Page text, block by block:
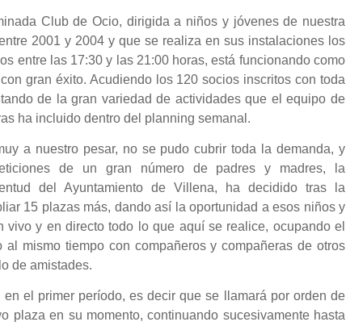
Club de Ocio, dirigida a niños y jóvenes de nuestra
2001 y 2004 y que se realiza en sus instalaciones los
entre las 17:30 y las 21:00 horas, está funcionando como
gran éxito. Acudiendo los 120 socios inscritos con toda
de la gran variedad de actividades que el equipo de
ha incluido dentro del planning semanal.
a nuestro pesar, no se pudo cubrir toda la demanda, y
de un gran número de padres y madres, la
del Ayuntamiento de Villena, ha decidido tras la
15 plazas más, dando así la oportunidad a esos niños y
y en directo todo lo que aquí se realice, ocupando el
mismo tiempo con compañeros y compañeras de otros
de amistades.
el primer período, es decir que se llamará por orden de
plaza en su momento, continuando sucesivamente hasta